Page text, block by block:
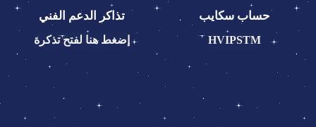
حساب سكايب
HVIPSTM
تذاكر الدعم الفني
إضغط هنا لفتح تذكرة